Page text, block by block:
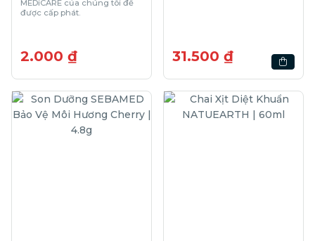
MEDiCARE của chúng tôi để
được cấp phát.
2.000 ₫ 31.500 ₫